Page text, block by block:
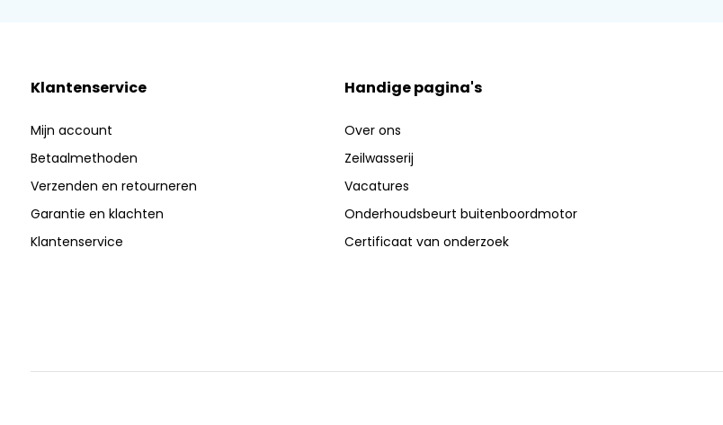
Klantenservice
Mijn account
Betaalmethoden
Verzenden en retourneren
Garantie en klachten
Klantenservice
Handige pagina's
Over ons
Zeilwasserij
Vacatures
Onderhoudsbeurt buitenboordmotor
Certificaat van onderzoek